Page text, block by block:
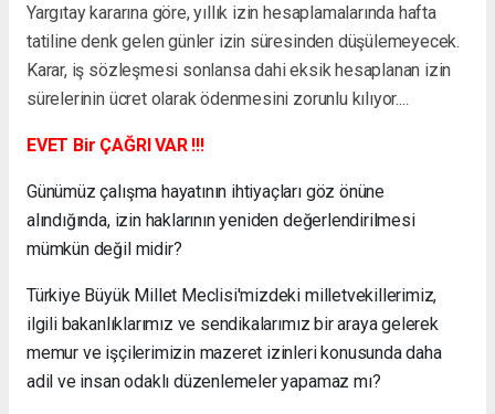
Yargıtay kararına göre, yıllık izin hesaplamalarında hafta
tatiline denk gelen günler izin süresinden düşülemeyecek.
Karar, iş sözleşmesi sonlansa dahi eksik hesaplanan izin
sürelerinin ücret olarak ödenmesini zorunlu kılıyor....
EVET Bir ÇAĞRI VAR !!!
Günümüz çalışma hayatının ihtiyaçları göz önüne
alındığında, izin haklarının yeniden değerlendirilmesi
mümkün değil midir?
Türkiye Büyük Millet Meclisi'mizdeki milletvekillerimiz,
ilgili bakanlıklarımız ve sendikalarımız bir araya gelerek
memur ve işçilerimizin mazeret izinleri konusunda daha
adil ve insan odaklı düzenlemeler yapamaz mı?